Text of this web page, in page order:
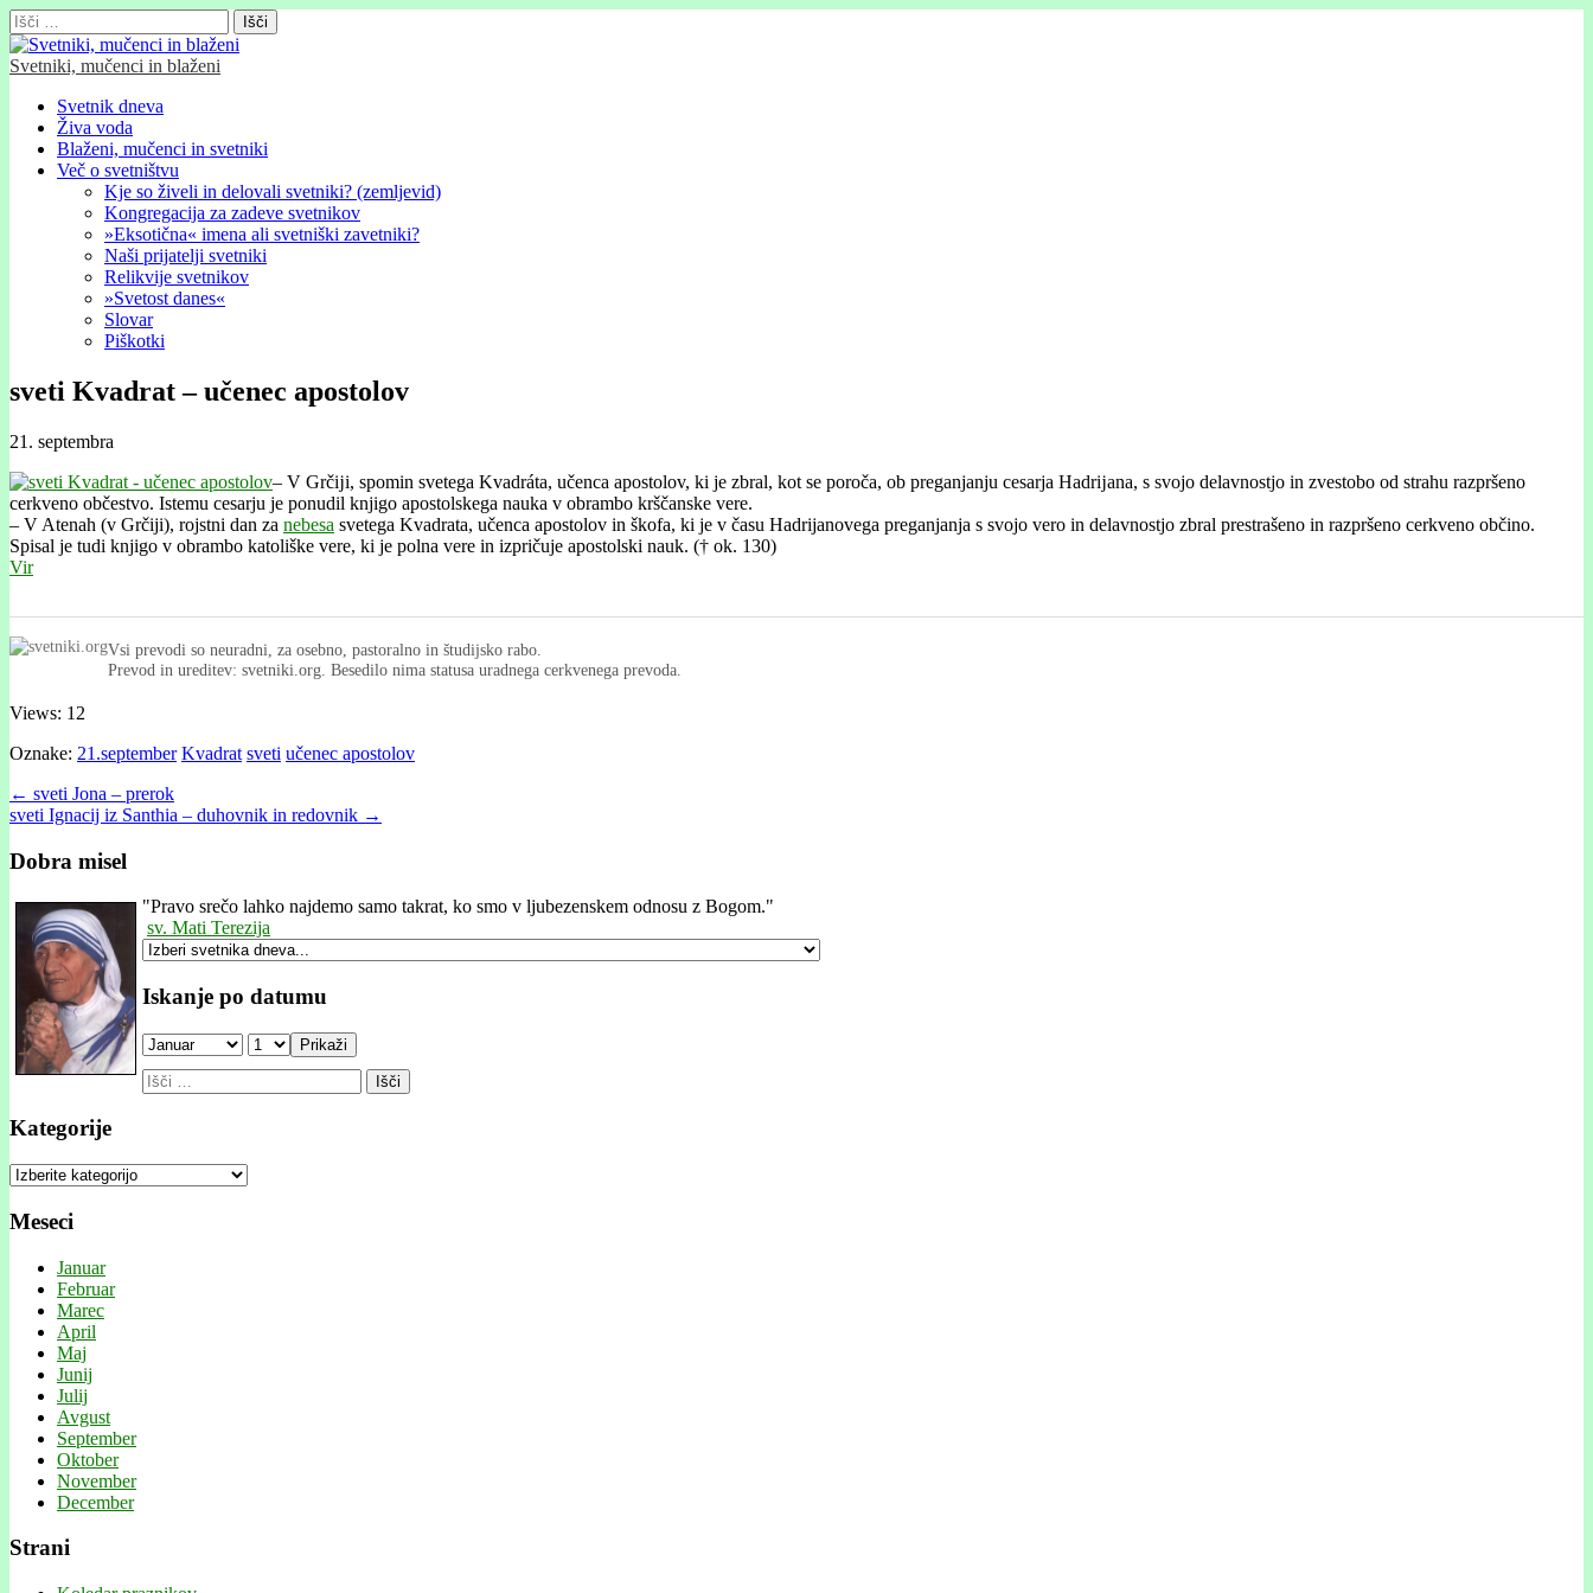
Išči:
Svetniki, mučenci in blaženi
Glavni
meni
Skip
content
Svetnik dneva
Živa voda
Blaženi, mučenci in svetniki
Več o svetništvu
Kje so živeli in delovali svetniki? (zemljevid)
Kongregacija za zadeve svetnikov
»Eksotična« imena ali svetniški zavetniki?
Naši prijatelji svetniki
Relikvije svetnikov
»Svetost danes«
Slovar
Piškotki
sveti Kvadrat – učenec apostolov
21. septembra
– V Grčĳi, spomin svetega Kvadráta, učenca apostolov, ki je zbral, kot se poroča, ob preganjanju cesarja Hadrĳana, s svojo delavnostjo in zvestobo od strahu razpršeno
cerkveno občestvo. Istemu cesarju je ponudil knjigo apostolskega nauka v obrambo krščanske vere.
– V Atenah (v Grčiji), rojstni dan za nebesa svetega Kvadrata, učenca apostolov in škofa, ki je v času Hadrijanovega preganjanja s svojo vero in delavnostjo zbral prestrašeno in razpršeno cerkveno občino.
Spisal je tudi knjigo v obrambo katoliške vere, ki je polna vere in izpričuje apostolski nauk. († ok. 130)
Vir
Vsi prevodi so neuradni, za osebno, pastoralno in študijsko rabo.
Prevod in ureditev: svetniki.org. Besedilo nima statusa uradnega cerkvenega prevoda.
Views: 12
Oznake: 21.september Kvadrat sveti učenec apostolov
Post
navigation
← sveti Jona – prerok
sveti Ignacij iz Santhia – duhovnik in redovnik →
Dobra misel
"Pravo srečo lahko najdemo samo takrat, ko smo v ljubezenskem odnosu z Bogom."
sv. Mati Terezija
Iskanje po datumu
Prikaži
Išči:
Kategorije
Kategorije
Meseci
Januar
Februar
Marec
April
Maj
Junij
Julij
Avgust
September
Oktober
November
December
Strani